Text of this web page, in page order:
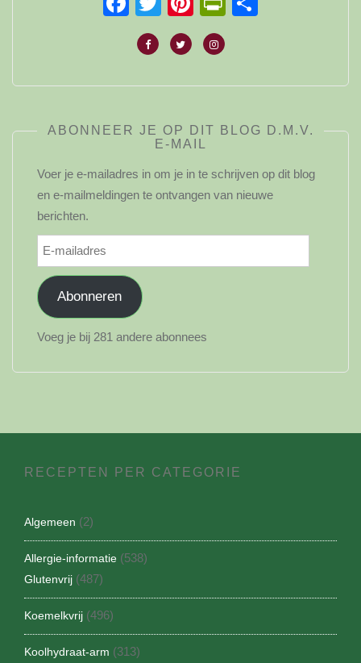
ABONNEER JE OP DIT BLOG D.M.V.
E-MAIL
Voer je e-mailadres in om je in te schrijven op dit blog
en e-mailmeldingen te ontvangen van nieuwe
berichten.
E-
mailadres
Abonneren
Voeg je bij 281 andere abonnees
RECEPTEN PER CATEGORIE
Algemeen (2)
Allergie-informatie (538)
Glutenvrij (487)
Koemelkvrij (496)
Koolhydraat-arm (313)